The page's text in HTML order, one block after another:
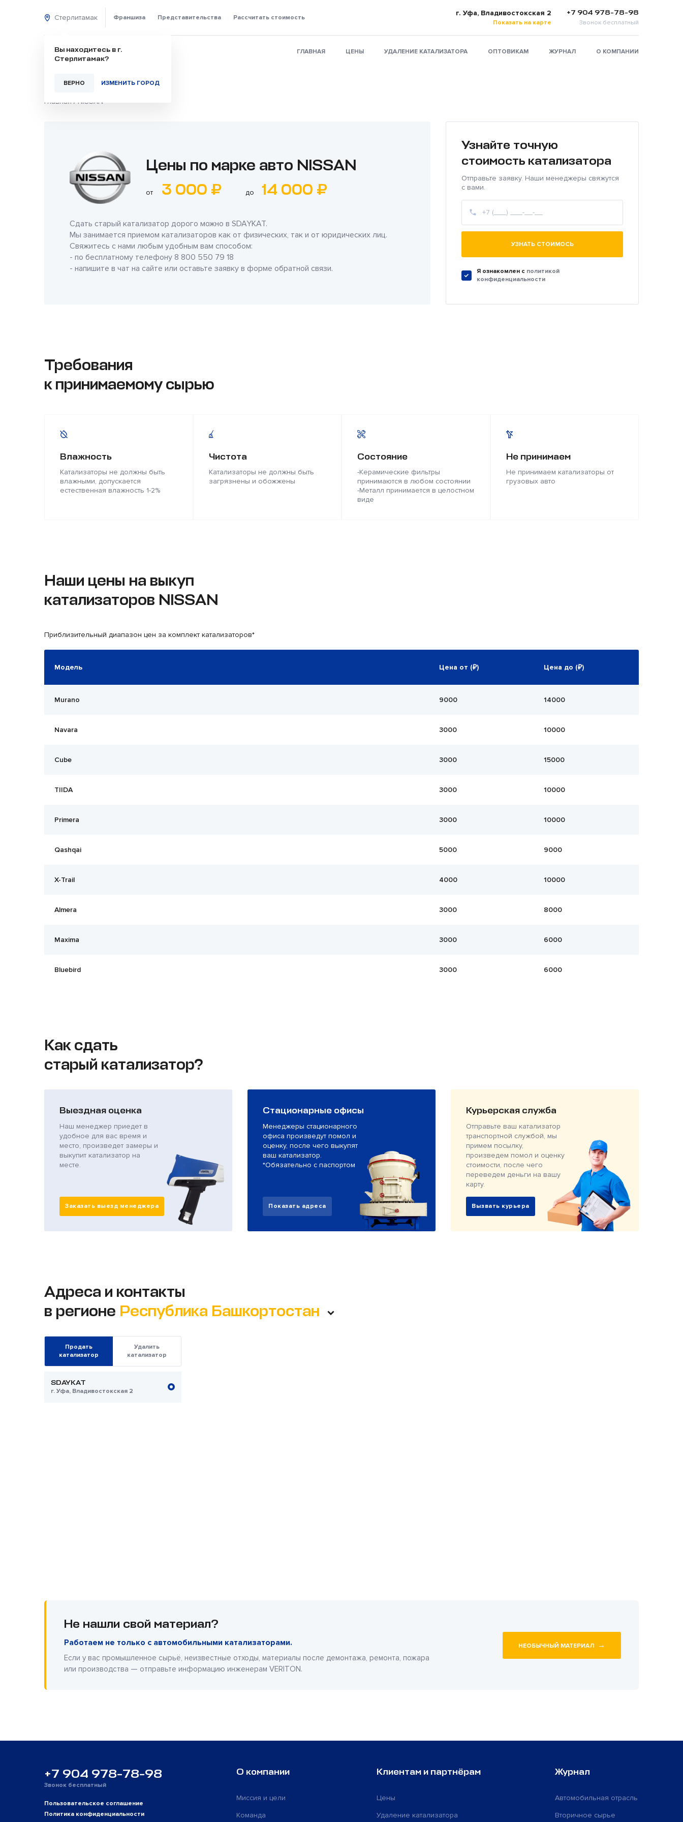
Стерлитамак
Вы находитесь в г.
Стерлитамак?
ВЕРНО ИЗМЕНИТЬ ГОРОД
Франшиза Представительства Рассчитать стоимость г. Уфа, Владивостокская 2
Показать на карте
+7 904 978-78-98
Звонок бесплатный
ГЛАВНАЯ ЦЕНЫ УДАЛЕНИЕ КАТАЛИЗАТОРА ОПТОВИКАМ ЖУРНАЛ О КОМПАНИИ
Главная / NISSAN
Цены по марке авто NISSAN
от 3 000 ₽ до 14 000 ₽
Сдать старый катализатор дорого можно в SDAYKAT.
Мы занимается приемом катализаторов как от физических, так и от юридических лиц.
Свяжитесь с нами любым удобным вам способом:
- по бесплатному телефону 8 800 550 79 18
- напишите в чат на сайте или оставьте заявку в форме обратной связи.
Узнайте точную
стоимость катализатора
Отправьте заявку. Наши менеджеры свяжутся
с вами.
УЗНАТЬ СТОИМОСЬ
Я ознакомлен c политикой
конфиденциальности
Требования
к принимаемому сырью
Влажность
Катализаторы не должны быть
влажными, допускается
естественная влажность 1-2%
Чистота
Катализаторы не должны быть
загрязнены и обожжены
Состояние
-Керамические фильтры
принимаются в любом состоянии
-Металл принимается в целостном
виде
Не принимаем
Не принимаем катализаторы от
грузовых авто
Наши цены на выкуп
катализаторов NISSAN
Приблизительный диапазон цен за комплект катализаторов*
Модель Цена от (₽) Цена до (₽)
Murano 9000 14000
Navara 3000 10000
Cube 3000 15000
TIIDA 3000 10000
Primera 3000 10000
Qashqai 5000 9000
X-Trail 4000 10000
Almera 3000 8000
Maxima 3000 6000
Bluebird 3000 6000
Как сдать
старый катализатор?
Выездная оценка
Наш менеджер приедет в
удобное для вас время и
место, произведет замеры и
выкупит катализатор на
месте.
Заказать выезд менеджера
Стационарные офисы
Менеджеры стационарного
офиса произведут помол и
оценку, после чего выкупят
ваш катализатор.
*Обязательно с паспортом
Показать адреса
Курьерская служба
Отправьте ваш катализатор
транспортной службой, мы
примем посылку,
произведем помол и оценку
стоимости, после чего
переведем деньги на вашу
карту.
Вызвать курьера
Адреса и контакты
в регионе Республика Башкортостан
Продать
катализатор
Удалить
катализатор
SDAYKAT
г. Уфа, Владивостокская 2
Не нашли свой материал?
Работаем не только с автомобильными катализаторами.
Если у вас промышленное сырьё, неизвестные отходы, материалы после демонтажа, ремонта, пожара
или производства — отправьте информацию инженерам VERITON.
НЕОБЫЧНЫЙ МАТЕРИАЛ →
+7 904 978-78-98
Звонок бесплатный
Пользовательское соглашение
Политика конфиденциальности
О компании
Миссия и цели
Команда
Клиентам и партнёрам
Цены
Удаление катализатора
Журнал
Автомобильная отрасль
Вторичное сырье